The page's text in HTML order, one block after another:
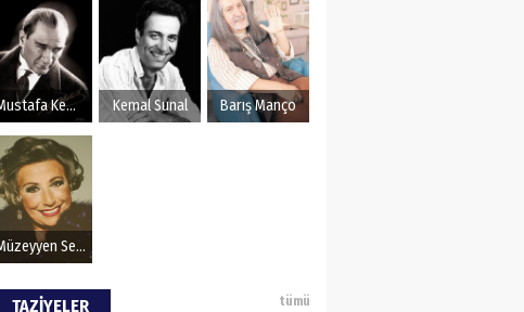
EMPERYALİZMİN TOPLU
HİPNOZU
EVREN MUMCU
Mustafa Kemal Atatürk Kemal Sunal Barış Manço
Müzeyyen Senar
TAZİYELER tümü